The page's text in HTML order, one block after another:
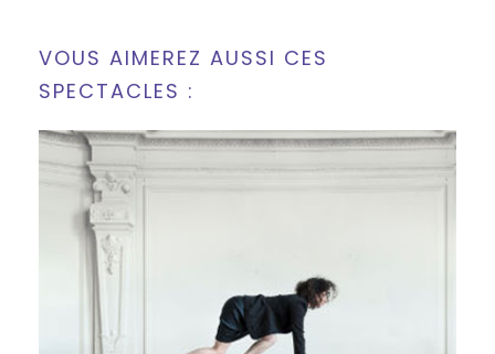
VOUS AIMEREZ AUSSI CES
SPECTACLES :